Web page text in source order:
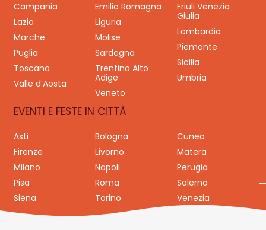
Campania
Emilia Romagna
Friuli Venezia
Giulia
Lazio
Liguria
Lombardia
Marche
Molise
Piemonte
Puglia
Sardegna
Sicilia
Toscana
Trentino Alto
Adige
Umbria
Valle d’Aosta
Veneto
EVENTI E FESTE IN CITTÀ
Asti Bologna
Cuneo
Firenze
Livorno
Matera
Milano
Napoli
Perugia
Pisa
Roma
Salerno
Siena
Torino Venezia